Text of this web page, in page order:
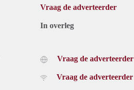
Vraag de adverteerder
In overleg
Vraag de adverteerder
Vraag de adverteerder